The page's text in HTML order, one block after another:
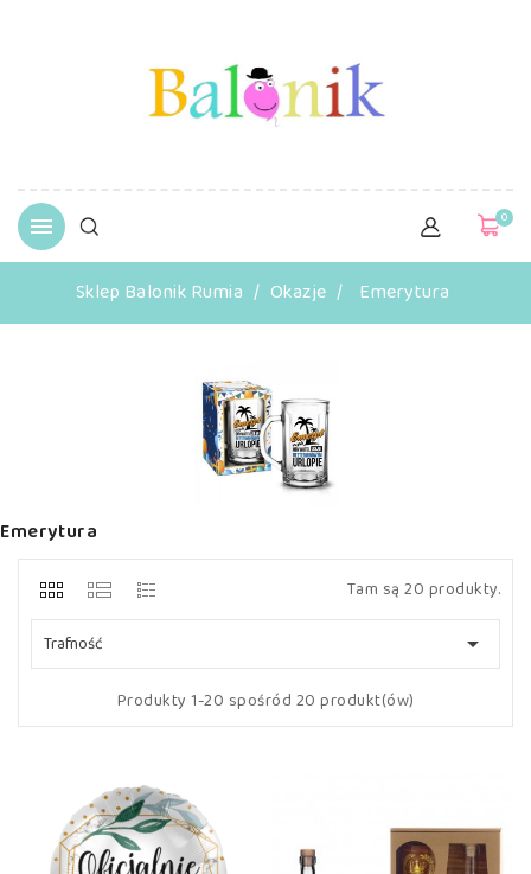
 0
Sklep Balonik Rumia Okazje Emerytura
Emerytura
Tam są 20 produkty.
Trafność 
Produkty 1-20 spośród 20 produkt(ów)